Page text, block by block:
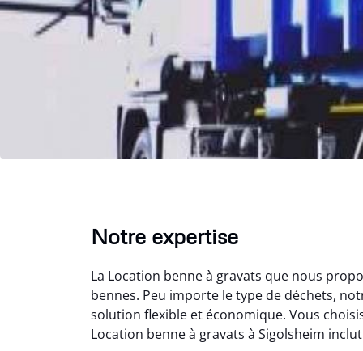
Notre expertise
La Location benne à gravats que nous
bennes. Peu importe le type de déchets,
solution flexible et économique. Vous
Location benne à gravats à Sigolsheim